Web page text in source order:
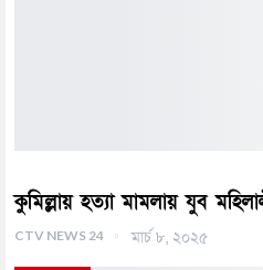
কুমিল্লায় হত্যা মামলায় যুব
CTV NEWS 24 মার্চ ৮, ২০২৫